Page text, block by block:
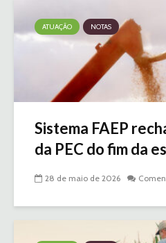
ATUAÇÃO NOTAS
Sistema FAEP
da PEC do fim da
28 de maio de 2026